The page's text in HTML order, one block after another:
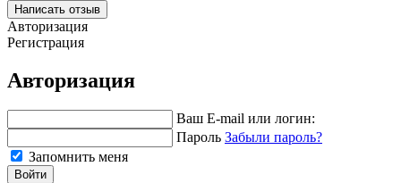
Написать отзыв
Авторизация
Регистрация
Авторизация
Ваш E-mail или логин:
Пароль Забыли пароль?
Запомнить меня
Войти